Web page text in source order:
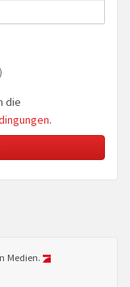
die
.
Medien.